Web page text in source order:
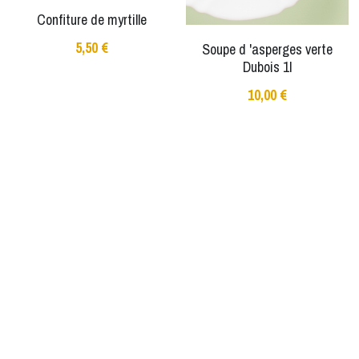
Confiture de myrtille
5,50 €
Soupe d 'asperges verte
Dubois 1l
10,00 €